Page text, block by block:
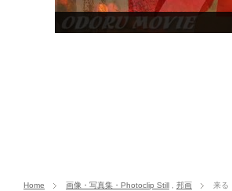
Home 画像・写真集・Photoclip Still 邦画 来る